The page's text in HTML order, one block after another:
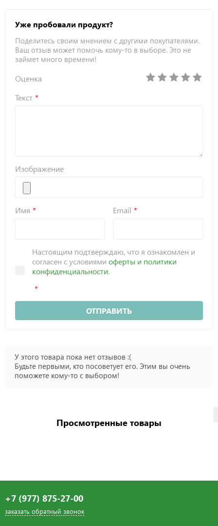
Уже пробовали продукт?
Поделитесь своим мнением с другими покупателями.
Ваш отзыв может помочь кому-то в выборе. Это не
займет много времени!
Оценка
Текст
Изображение
Имя Email
Настоящим подтверждаю, что я ознакомлен и
согласен с условиями оферты и политики
конфиденциальности.
ОТПРАВИТЬ
У этого товара пока нет отзывов :(
Будьте первыми, кто посоветует его. Этим вы очень
поможете кому-то с выбором!
Просмотренные товары
+7 (977) 875-27-00
заказать обратный звонок